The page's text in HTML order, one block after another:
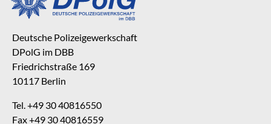
Deutsche Polizeigewerkschaft
DPolG im DBB
Friedrichstraße 169
10117 Berlin
Tel. +49 30 40816550
Fax +49 30 40816559